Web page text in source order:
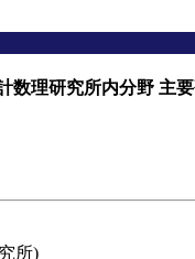
数理研究所内分野 主
所)